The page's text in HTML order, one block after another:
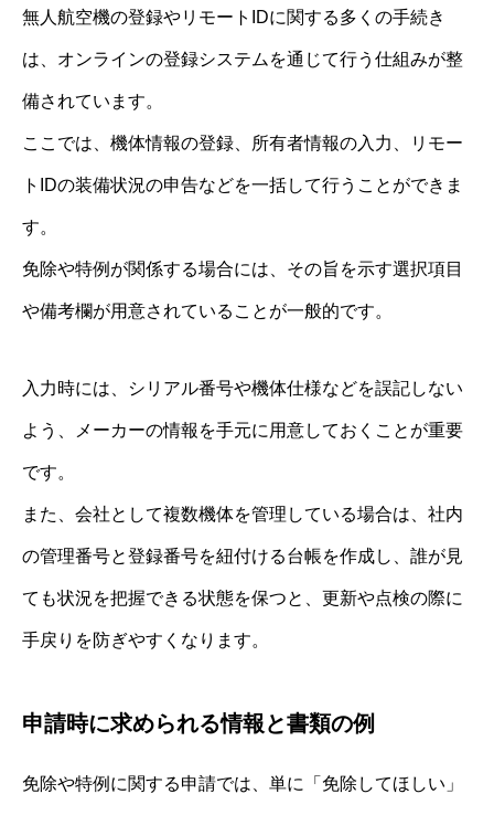
無人航空機の登録やリモートIDに関する多くの手続き
は、オンラインの登録システムを通じて行う仕組みが整
備されています。
ここでは、機体情報の登録、所有者情報の入力、リモー
トIDの装備状況の申告などを一括して行うことができま
す。
免除や特例が関係する場合には、その旨を示す選択項目
や備考欄が用意されていることが一般的です。
入力時には、シリアル番号や機体仕様などを誤記しない
よう、メーカーの情報を手元に用意しておくことが重要
です。
また、会社として複数機体を管理している場合は、社内
の管理番号と登録番号を紐付ける台帳を作成し、誰が見
ても状況を把握できる状態を保つと、更新や点検の際に
手戻りを防ぎやすくなります。
申請時に求められる情報と書類の例
免除や特例に関する申請では、単に「免除してほしい」